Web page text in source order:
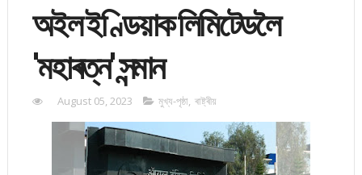
অইল ইণ্ডিয়াক লিমিটেডলৈ
'মহাৰত্ন' সন্মান
August 05, 2023 মুখ্য-পৃষ্ঠা ৰাষ্ট্ৰীয়